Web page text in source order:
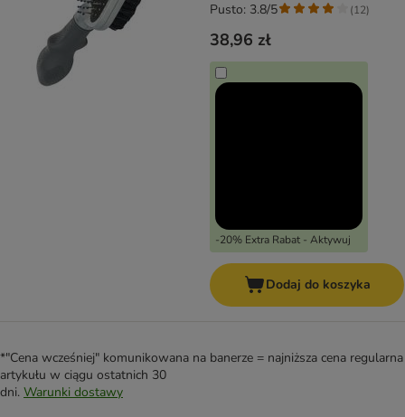
38,96 zł
-20% Extra Rabat - Aktywuj
Pusto: 3.8/5 (12)
Dodaj do koszyka
*"Cena wcześniej" komunikowana na banerze = najniższa cena regularna
artykułu w ciągu ostatnich 30
dni. Warunki dostawy